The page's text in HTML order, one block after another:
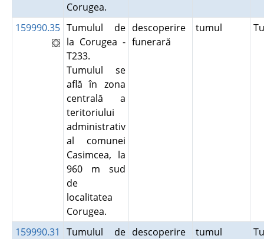
Corugea.
159990.35 Tumulul de
la Corugea -
T233.
Tumulul se
află în zona
centrală a
teritoriului
administrativ
al comunei
Casimcea, la
960 m sud
de
localitatea
Corugea.
descoperire
funerară
tumul
159990.31
Tumulul de descoperire
tumul